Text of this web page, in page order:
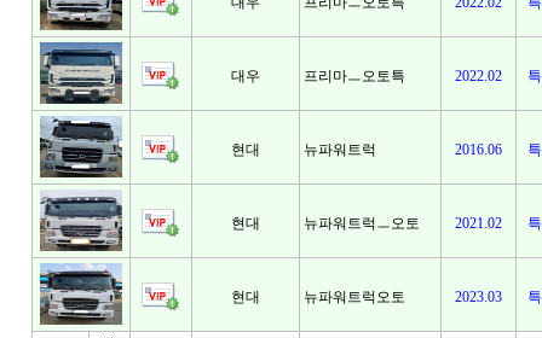
대우 프리마ㅡ오토특 2022.02
현대 뉴파워트럭 2016.06
현대 뉴파워트럭ㅡ오토 2021.02
현대 뉴파워트럭오토 2023.03